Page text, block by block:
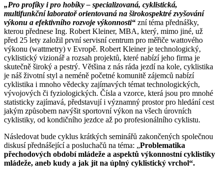
„Pro profíky i pro hobíky – specializovaná, cyklistická,
multifunkční laboratoř orientovaná na širokospektré zvyšování
výkonu a efektivního rozvoje výkonnosti“ zní téma přednášky,
kterou přednese Ing. Robert Kleiner, MBA, který, mimo jiné, už
před 25 lety založil první servisní centrum pro měřiče wattového
výkonu (wattmetry) v Evropě. Robert Kleiner je technologický,
cyklistický vizionář a rozsah projektů, které nabízí jeho firma je
skutečně široký a pestrý. Většina z nás ráda jezdí na kole, cyklistika
je náš životní styl a neméně početné komunitě zájemců nabízí
cyklistika i mnoho vědecky zajímavých témat technologických,
vývojových či fyziologických. Čísla a vzorce, která jsou pro mnohé
statisticky zajímavá, představují i významný prostor pro hledání cest
jakým způsobem navýšit sportovní výkon na všech úrovních
cyklistiky, od kondičního jezdce až po profesionálního cyklistu.
Následovat bude cyklus krátkých seminářů zakončených společnou
diskusí přednášející a posluchačů na téma: „Problematika
přechodových období mládeže a aspektů výkonnostní cyklistiky
mládeže, aneb kudy a jak jít na úplný cyklistický vrchol“.